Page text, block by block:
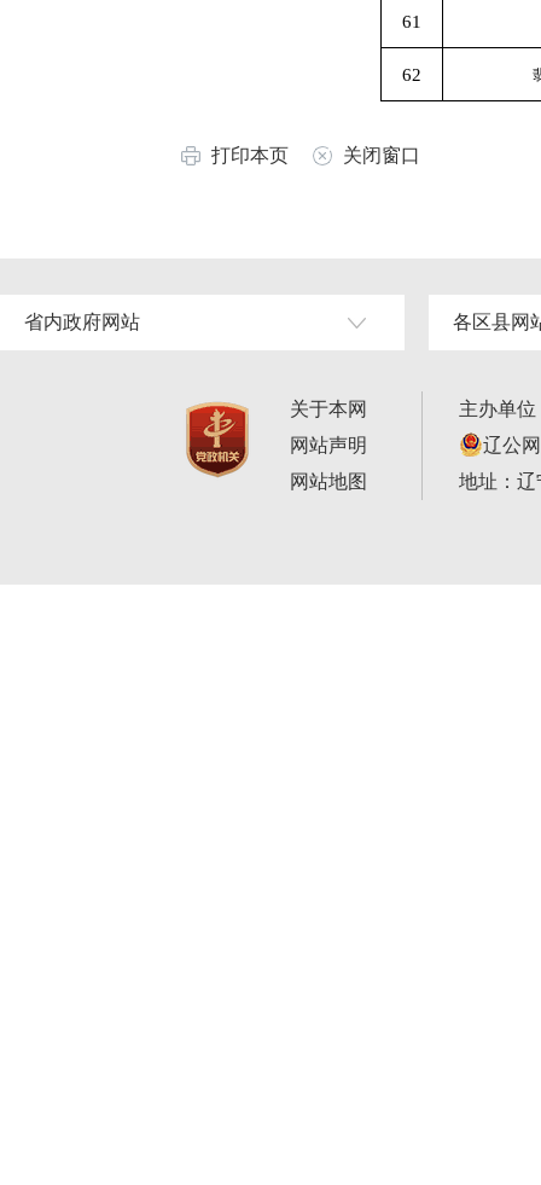
61
62
打印本页 关闭窗口
省内政府网站 各区县网
关于本网
网站声明
网站地图
主办单
辽公
地址：辽